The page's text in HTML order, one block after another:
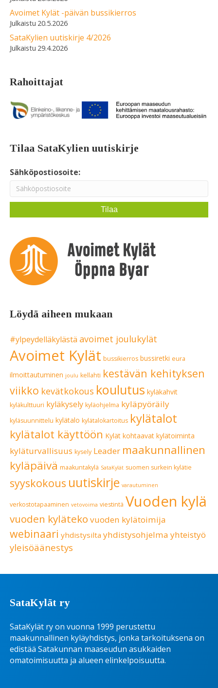
Avoimet Kylät -päivän bussikierros
20.5.2026
SataKylien uutiskirje 4/2026
29.4.2026
Rahoittajat
Tilaa SataKylien uutiskirje
Sähköpostiosoite:
Löydä aiheen mukaan
#ylpeydelläkylästä avoimet joulukylät
Avoimet Kylät bussikierros bussiretki eura
ilmoittautuminen joulu kellahti kestävän kehityksen
viikko kevätkokous koulutus kyläkahvit
kyläkulttuuri kyläkysely kyläohjelma kyläpyöräily
kyläsuunnittelu kylätalo kylätalokartoitus kylätalot
kylätalot käyttöön Kylät kohtaavat kylätoiminta
kyläturvallisuus kysely Leader maakunnallinen
kyläpäivä maakuntakylä SataKylät suomen surkein kylätie
syyskokous uutiskirje varautuminen
verkostotapaaminen vetovoima viestintä Vuoden kylä
vuoden kyläteko vuoden kylätoimija
webinaari yhdistysilta yhdistysohjelma yhteistyö
yleisöäänestys
SataKylät ry
SataKylät ry on vuonna 1999 perustettu
maakunnallinen kyläyhdistys, jonka tarkoituksena on
edistää Satakunnan maaseudun asukkaiden
omatoimisuutta ja alueen elinkelpoisuutta.